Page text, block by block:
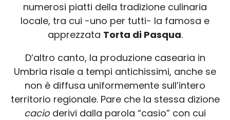
numerosi piatti della tradizione culinaria
locale, tra cui -uno per tutti- la famosa e
apprezzata Torta di Pasqua.
D’altro canto, la produzione casearia in
Umbria risale a tempi antichissimi, anche se
non è diffusa uniformemente sull’intero
territorio regionale. Pare che la stessa dizione
cacioderivi dalla parola “casio” con cui